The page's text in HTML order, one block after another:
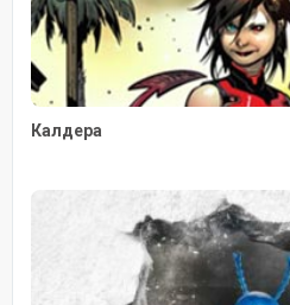
Калдера